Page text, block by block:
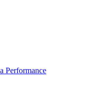
Performance